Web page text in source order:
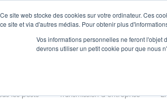
Ce site web stocke des cookies sur votre ordinateur. Ces
ce site et via d'autres médias. Pour obtenir plus
Vos informations personnelles ne feront l'objet
devrons utiliser un petit cookie pour que nous
AL Corporate Advice
les posts Transmission d'entreprise